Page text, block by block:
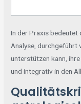
In der Praxis bedeutet
Analyse, durchgeführt
unterstützen kann,
und integrativ in den